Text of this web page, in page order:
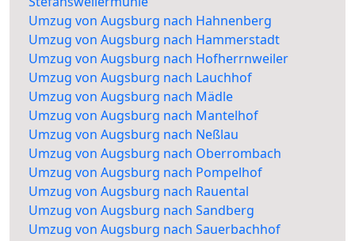
Umzug von Augsburg nach Hahnenberg
Umzug von Augsburg nach Hammerstadt
Umzug von Augsburg nach Hofherrnweiler
Umzug von Augsburg nach Lauchhof
Umzug von Augsburg nach Mädle
Umzug von Augsburg nach Mantelhof
Umzug von Augsburg nach Neßlau
Umzug von Augsburg nach Oberrombach
Umzug von Augsburg nach Pompelhof
Umzug von Augsburg nach Rauental
Umzug von Augsburg nach Sandberg
Umzug von Augsburg nach Sauerbachhof